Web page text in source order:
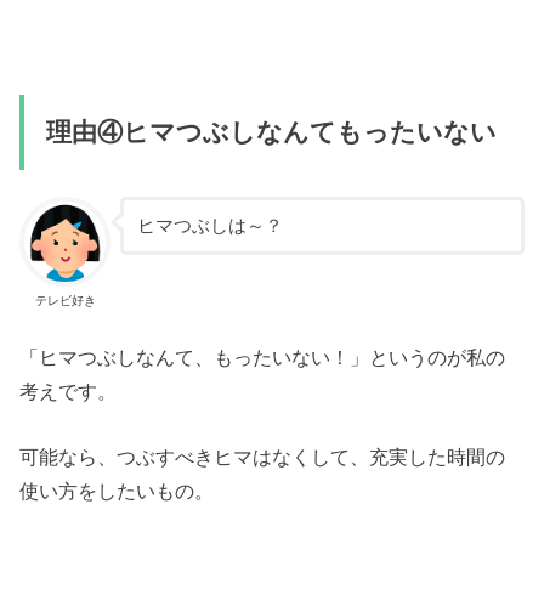
理由④ヒマつぶしなんてもったいない
テレビ好き
ヒマつぶしは～？
「ヒマつぶしなんて、もったいない！」というのが私の
考えです。
可能なら、つぶすべきヒマはなくして、充実した時間の
使い方をしたいもの。